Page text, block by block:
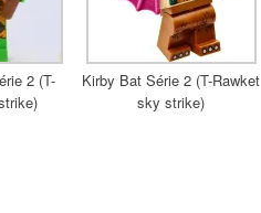
2 (T-
Kirby Bat Série 2 (T-Rawket
sky strike)